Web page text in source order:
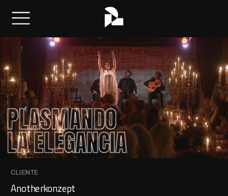
PLASMANDO
LA ELEGANCIA
CLIENTE
Anotherkonzept